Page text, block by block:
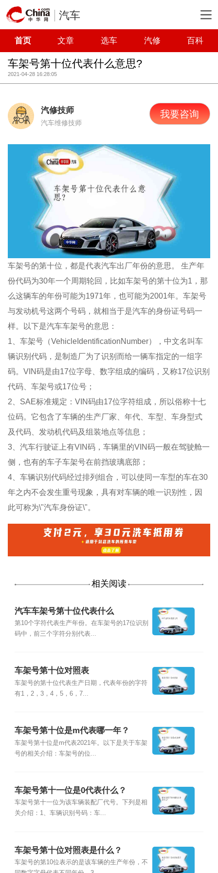
汽车
首页 文章 选车 汽修 百科
车架号第十位代表什么意思?
2021-04-28 16:28:05
汽修技师
汽车维修技师
我要咨询
车架号的第十位，都是代表汽车出厂年份的意思。 生产年
份代码为30年一个周期轮回，比如车架号的第十位为1，那
么这辆车的年份可能为1971年，也可能为2001年。车架号
与发动机号这两个号码，就相当于是汽车的身份证号码一
样。以下是汽车车架号的意思：
1、车架号（VehicleIdentificationNumber），中文名叫车
辆识别代码，是制造厂为了识别而给一辆车指定的一组字
码。VIN码是由17位字母、数字组成的编码，又称17位识别
代码、车架号或17位号；
2、SAE标准规定：VIN码由17位字符组成，所以俗称十七
位码。它包含了车辆的生产厂家、年代、车型、车身型式
及代码、发动机代码及组装地点等信息；
3、汽车行驶证上有VIN码，车辆里的VIN码一般在驾驶舱一
侧，也有的车子车架号在前挡玻璃底部；
4、车辆识别代码经过排列组合，可以使同一车型的车在30
年之内不会发生重号现象，具有对车辆的唯一识别性，因
此可称为\"汽车身份证\"。
相关阅读
汽车车架号第十位代表什么
第10个字符代表生产年份。在车架号的17位识别
码中，前三个字符分别代表...
车架号第十位对照表
车架号的第十位代表生产日期，代表年份的字符
有1，2，3，4，5，6，7...
车架号第十位是m代表哪一年？
车架号第十位是m代表2021年。以下是关于车架
号的相关介绍：车架号的位...
车架号第十一位是0代表什么？
车架号第十一位为该车辆装配厂代号。下列是相
关介绍：1、车辆识别号码：车...
车架号第十位对照表是什么？
车架号的第10位表示的是该车辆的生产年份，不